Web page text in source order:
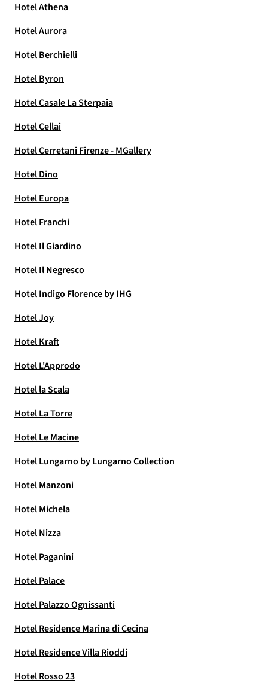
Hotel Athena
Hotel Aurora
Hotel Berchielli
Hotel Byron
Hotel Casale La Sterpaia
Hotel Cellai
Hotel Cerretani Firenze - MGallery
Hotel Dino
Hotel Europa
Hotel Franchi
Hotel Il Giardino
Hotel Il Negresco
Hotel Indigo Florence by IHG
Hotel Joy
Hotel Kraft
Hotel L'Approdo
Hotel la Scala
Hotel La Torre
Hotel Le Macine
Hotel Lungarno by Lungarno Collection
Hotel Manzoni
Hotel Michela
Hotel Nizza
Hotel Paganini
Hotel Palace
Hotel Palazzo Ognissanti
Hotel Residence Marina di Cecina
Hotel Residence Villa Rioddi
Hotel Rosso 23